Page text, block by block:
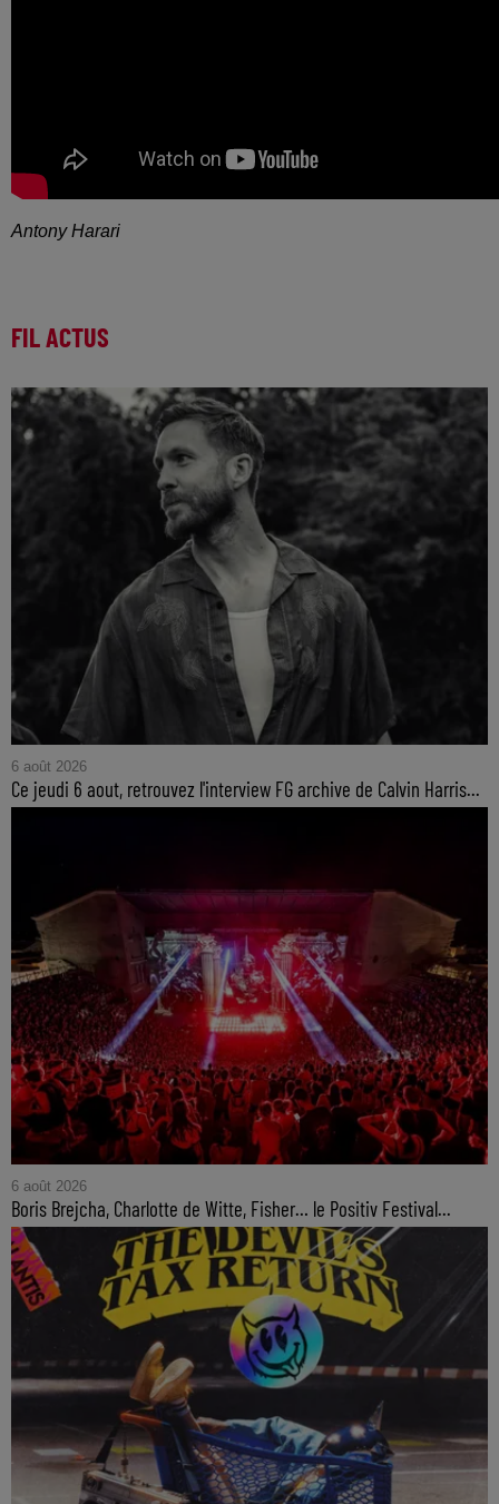
Antony Harari
FIL ACTUS
6 août 2026
Ce jeudi 6 aout, retrouvez l'interview FG archive de Calvin Harris...
6 août 2026
Boris Brejcha, Charlotte de Witte, Fisher… le Positiv Festival...